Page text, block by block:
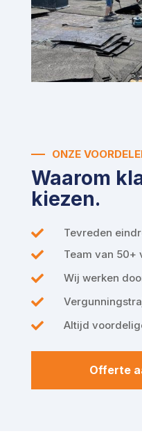
ONZE
Waarom
kiezen.
 Tevreden
 Team van 50+
 Wij werken

 Altijd
Offerte